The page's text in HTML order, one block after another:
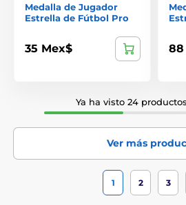
Medalla de Jugador
Estrella de Fútbol Pro
35 Mex$ 88
Ya ha visto 24
Ver más
1 2 3